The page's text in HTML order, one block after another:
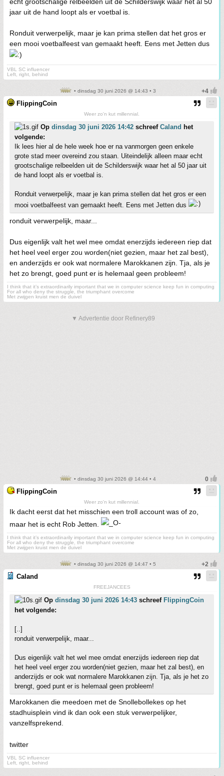
echt grootschalige relbeelden uit de Schilderswijk waar het al 50
jaar uit de hand loopt als er voetbal is.
Ronduit verwerpelijk, maar je kan prima stellen dat het gros er
een mooi voetbalfeest van gemaakt heeft. Eens met Jetten dus
VBL SC influencer
Left, right, behind
• dinsdag 30 juni 2026 @ 14:43 • 3
FlippingCoin
Weer zo'n kut millennial.
Op dinsdag 30 juni 2026 14:42 schreef Caland het
volgende:
Ik lees hier al de hele week hoe er na vanmorgen geen enkele
grote stad meer overeind zou staan. Uiteindelijk alleen maar echt
grootschalige relbeelden uit de Schilderswijk waar het al 50 jaar uit
de hand loopt als er voetbal is.
Ronduit verwerpelijk, maar je kan prima stellen dat het gros er een
mooi voetbalfeest van gemaakt heeft. Eens met Jetten dus
ronduit verwerpelijk, maar...
Dus eigenlijk valt het wel mee omdat enerzijds iedereen riep dat
het heel veel erger zou worden(niet gezien, maar het zal best),
en anderzijds er ook wat normalere Marokkanen zijn. Tja, als je
het zo brengt, goed punt er is helemaal geen probleem!
I think that it’s extraordinarily important that we in computer science keep fun in computing
For all who deny the struggle, the triumphant overcome
Met zwijgen kruist men de duivel
▼ Advertentie door Refinery89
• dinsdag 30 juni 2026 @ 14:44 • 4
FlippingCoin
Weer zo'n kut millennial.
Ik dacht eerst dat het misschien een troll account was of zo,
maar het is echt Rob Jetten.
I think that it’s extraordinarily important that we in computer science keep fun in computing
For all who deny the struggle, the triumphant overcome
Met zwijgen kruist men de duivel
• dinsdag 30 juni 2026 @ 14:47 • 5
Caland
FREEJANCEES
Op dinsdag 30 juni 2026 14:43 schreef FlippingCoin
het volgende:
[..]
ronduit verwerpelijk, maar...
Dus eigenlijk valt het wel mee omdat enerzijds iedereen riep dat
het heel veel erger zou worden(niet gezien, maar het zal best), en
anderzijds er ook wat normalere Marokkanen zijn. Tja, als je het zo
brengt, goed punt er is helemaal geen probleem!
Marokkanen die meedoen met de Snollebollekes op het
stadhuisplein vind ik dan ook een stuk verwerpelijker,
vanzelfsprekend.
twitter
VBL SC influencer
Left, right, behind